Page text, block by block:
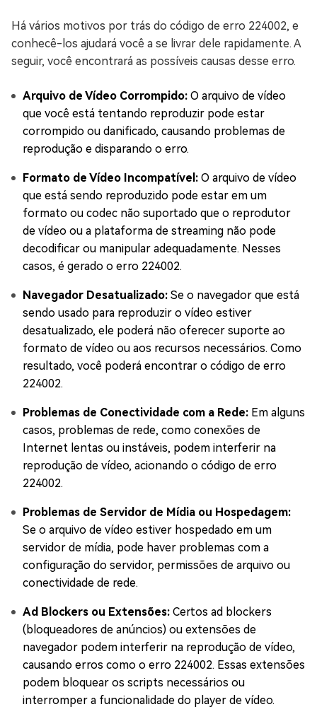
Há vários motivos por trás do código de erro 224002, e
conhecê-los ajudará você a se livrar dele rapidamente. A
seguir, você encontrará as possíveis causas desse erro.
Arquivo de Vídeo Corrompido: O arquivo de vídeo
que você está tentando reproduzir pode estar
corrompido ou danificado, causando problemas de
reprodução e disparando o erro.
Formato de Vídeo Incompatível: O arquivo de vídeo
que está sendo reproduzido pode estar em um
formato ou codec não suportado que o reprodutor
de vídeo ou a plataforma de streaming não pode
decodificar ou manipular adequadamente. Nesses
casos, é gerado o erro 224002.
Navegador Desatualizado: Se o navegador que está
sendo usado para reproduzir o vídeo estiver
desatualizado, ele poderá não oferecer suporte ao
formato de vídeo ou aos recursos necessários. Como
resultado, você poderá encontrar o código de erro
224002.
Problemas de Conectividade com a Rede: Em alguns
casos, problemas de rede, como conexões de
Internet lentas ou instáveis, podem interferir na
reprodução de vídeo, acionando o código de erro
224002.
Problemas de Servidor de Mídia ou Hospedagem:
Se o arquivo de vídeo estiver hospedado em um
servidor de mídia, pode haver problemas com a
configuração do servidor, permissões de arquivo ou
conectividade de rede.
Ad Blockers ou Extensões: Certos ad blockers
(bloqueadores de anúncios) ou extensões de
navegador podem interferir na reprodução de vídeo,
causando erros como o erro 224002. Essas extensões
podem bloquear os scripts necessários ou
interromper a funcionalidade do player de vídeo.